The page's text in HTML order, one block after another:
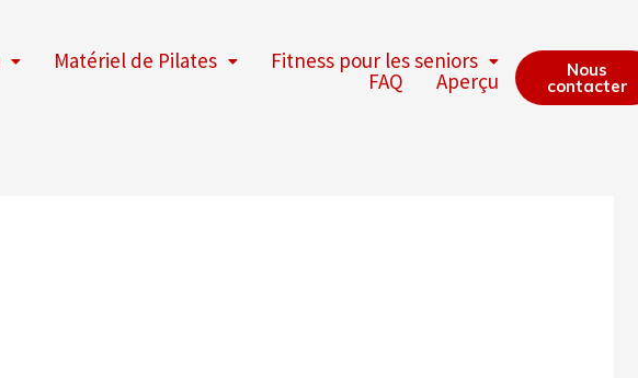
Matériel de Pilates Fitness pour les seniors
FAQ Aperçu Nous
contacter